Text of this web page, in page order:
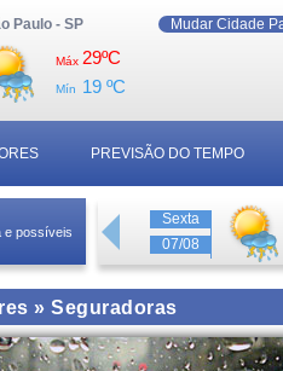
Paulo - SP Mudar Cidade
Máx 29ºC
Mín 19 ºC
PREVISÃO DO TEMPO
e possíveis
Sexta
07/08
» Seguradoras